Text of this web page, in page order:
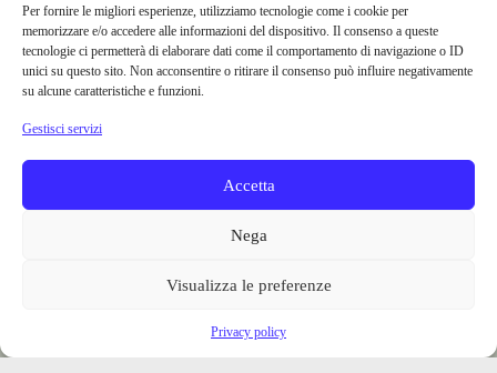
Per fornire le migliori esperienze, utilizziamo tecnologie come i cookie per
memorizzare e/o accedere alle informazioni del dispositivo. Il consenso a queste
tecnologie ci permetterà di elaborare dati come il comportamento di navigazione o ID
unici su questo sito. Non acconsentire o ritirare il consenso può influire negativamente
su alcune caratteristiche e funzioni.
Gestisci servizi
Accetta
Nega
Visualizza le preferenze
Privacy policy
San Giovanni Bianco (BG)
Via Paolo Boselli, 10
P.Iva 03739960163
Testata giornalistica n. 9/2020
redazione@valbrembanaweb.com